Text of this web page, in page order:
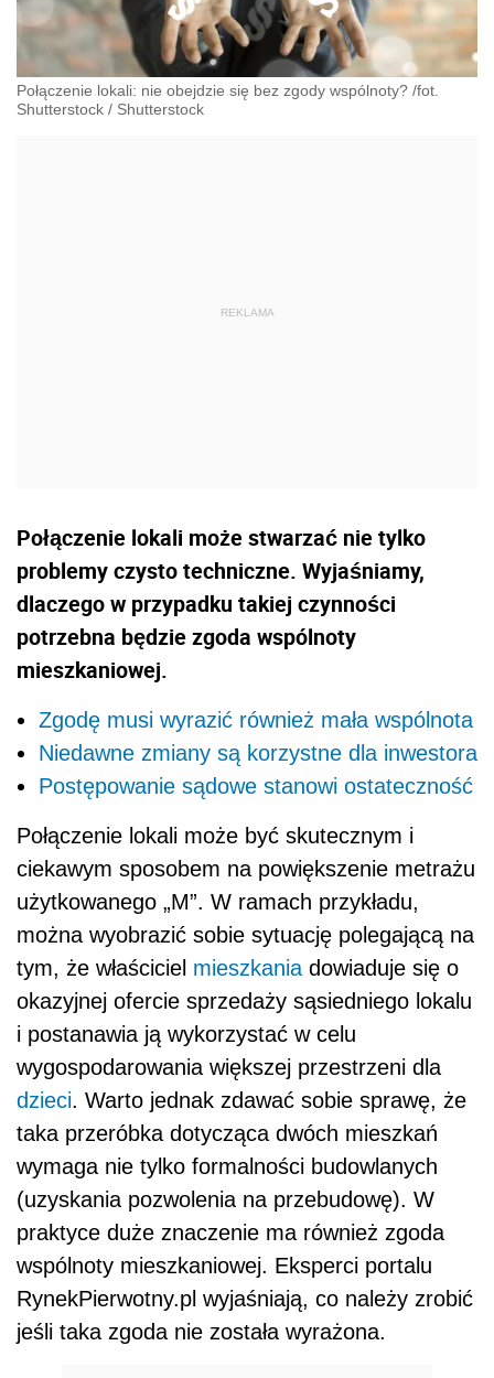
Połączenie lokali: nie obejdzie się bez zgody wspólnoty? /fot.
Shutterstock / Shutterstock
Połączenie lokali może stwarzać nie tylko
problemy czysto techniczne. Wyjaśniamy,
dlaczego w przypadku takiej czynności
potrzebna będzie zgoda wspólnoty
mieszkaniowej.
Zgodę musi wyrazić również mała wspólnota
Niedawne zmiany są korzystne dla inwestora
Postępowanie sądowe stanowi ostateczność
Połączenie lokali może być skutecznym i
ciekawym sposobem na powiększenie metrażu
użytkowanego „M”. W ramach przykładu,
można wyobrazić sobie sytuację polegającą na
tym, że właściciel mieszkania dowiaduje się o
okazyjnej ofercie sprzedaży sąsiedniego lokalu
i postanawia ją wykorzystać w celu
wygospodarowania większej przestrzeni dla
dzieci. Warto jednak zdawać sobie sprawę, że
taka przeróbka dotycząca dwóch mieszkań
wymaga nie tylko formalności budowlanych
(uzyskania pozwolenia na przebudowę). W
praktyce duże znaczenie ma również zgoda
wspólnoty mieszkaniowej. Eksperci portalu
RynekPierwotny.pl wyjaśniają, co należy zrobić
jeśli taka zgoda nie została wyrażona.